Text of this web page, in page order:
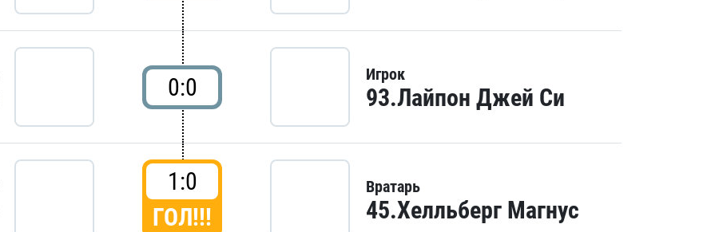
0:0 Игрок
93.Лайпон Джей Си
1:0
ГОЛ!!!
Вратарь
45.Хелльберг Магнус